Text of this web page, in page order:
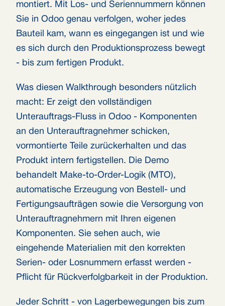
montiert. Mit Los- und Seriennummern können
Sie in Odoo genau verfolgen, woher jedes
Bauteil kam, wann es eingegangen ist und wie
es sich durch den Produktionsprozess bewegt
- bis zum fertigen Produkt.
Was diesen Walkthrough besonders nützlich
macht: Er zeigt den vollständigen
Unterauftrags-Fluss in Odoo - Komponenten
an den Unterauftragnehmer schicken,
vormontierte Teile zurückerhalten und das
Produkt intern fertigstellen. Die Demo
behandelt Make-to-Order-Logik (MTO),
automatische Erzeugung von Bestell- und
Fertigungsaufträgen sowie die Versorgung von
Unterauftragnehmern mit Ihren eigenen
Komponenten. Sie sehen auch, wie
eingehende Materialien mit den korrekten
Serien- oder Losnummern erfasst werden -
Pflicht für Rückverfolgbarkeit in der Produktion.
Jeder Schritt - von Lagerbewegungen bis zum